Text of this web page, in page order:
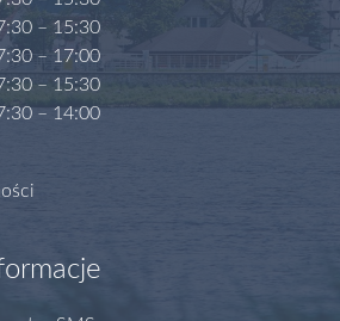
– 15:30
– 17:00
– 15:30
– 14:00